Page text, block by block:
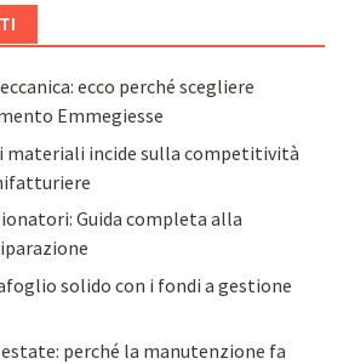
ecco perché scegliere
Emmegiesse
materiali incide sulla competitività
Guida completa alla
solido con i fondi a gestione
perché la manutenzione fa